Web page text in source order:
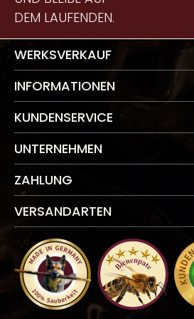
DEM LAUFENDEN.
WERKSVERKAUF
INFORMATIONEN
KUNDENSERVICE
UNTERNEHMEN
ZAHLUNG
VERSANDARTEN